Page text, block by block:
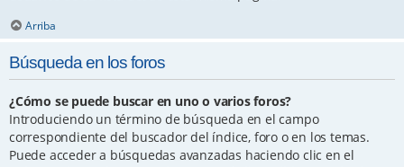
Arriba
Búsqueda en los foros
¿Cómo se puede buscar en uno o varios foros?
Introduciendo un término de búsqueda en el campo
correspondiente del buscador del índice, foro o en los temas.
Puede acceder a búsquedas avanzadas haciendo clic en el